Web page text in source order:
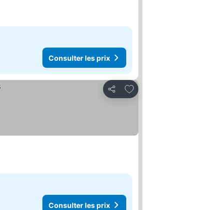
Consulter les prix
Partager
Ajouter à mes favoris
Consulter les prix